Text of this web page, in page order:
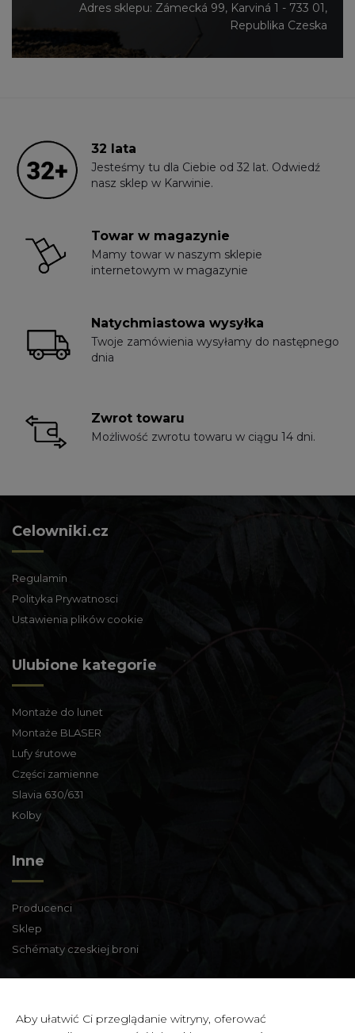
Adres sklepu: Zámecká 99, Karviná 1 - 733 01,
Republika Czeska
32 lata
Jesteśmy tu dla Ciebie od 32 lat. Odwiedź
nasz sklep w Karwinie.
Towar w magazynie
Mamy towar w naszym sklepie
internetowym w magazynie
Natychmiastowa wysyłka
Twoje zamówienia wysyłamy do następnego
dnia
Zwrot towaru
Możliwość zwrotu towaru w ciągu 14 dni.
Celowniki.cz
Regulamin
Polityka Prywatnosci
Ustawienia plików cookie
Ulubione kategorie
Montaże do lunet
Montaże BLASER
Lufy śrutowe
Części zamienne
Slavia 630/631
Kolby
Inne
Producenci
Sklep
Schématy czeskiej broni
Aby ułatwić Ci przeglądanie witryny, oferować